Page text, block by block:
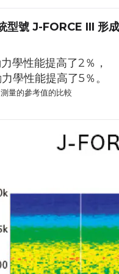
型號 J-FORCE III 形
學性能提高了2％，
學性能提高了5％。
量的參考值的比較